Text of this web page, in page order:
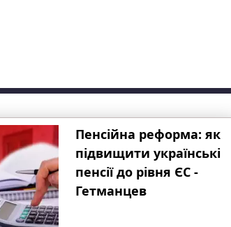
Пенсійна реформа: як
підвищити українські
пенсії до рівня ЄС -
Гетманцев